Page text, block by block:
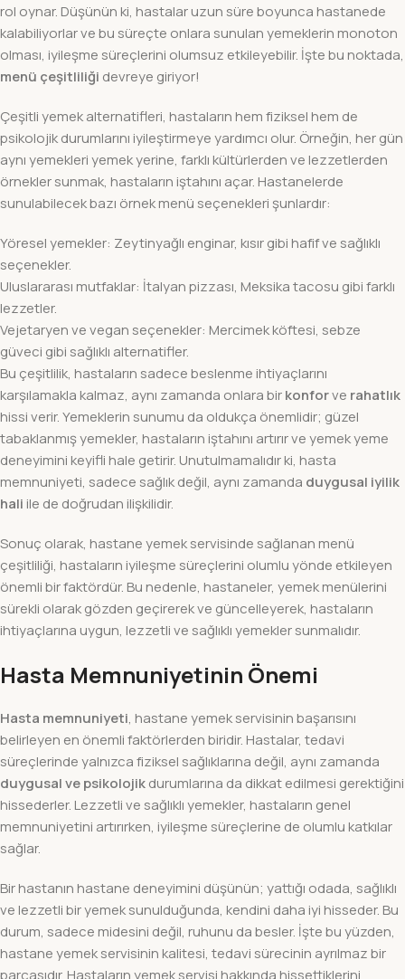
rol oynar. Düşünün ki, hastalar uzun süre boyunca hastanede
kalabiliyorlar ve bu süreçte onlara sunulan yemeklerin monoton
olması, iyileşme süreçlerini olumsuz etkileyebilir. İşte bu noktada,
menü çeşitliliği devreye giriyor!
Çeşitli yemek alternatifleri, hastaların hem fiziksel hem de
psikolojik durumlarını iyileştirmeye yardımcı olur. Örneğin, her gün
aynı yemekleri yemek yerine, farklı kültürlerden ve lezzetlerden
örnekler sunmak, hastaların iştahını açar. Hastanelerde
sunulabilecek bazı örnek menü seçenekleri şunlardır:
Yöresel yemekler: Zeytinyağlı enginar, kısır gibi hafif ve sağlıklı
seçenekler.
Uluslararası mutfaklar: İtalyan pizzası, Meksika tacosu gibi farklı
lezzetler.
Vejetaryen ve vegan seçenekler: Mercimek köftesi, sebze
güveci gibi sağlıklı alternatifler.
Bu çeşitlilik, hastaların sadece beslenme ihtiyaçlarını
karşılamakla kalmaz, aynı zamanda onlara birkonforve rahatlık
hissi verir. Yemeklerin sunumu da oldukça önemlidir; güzel
tabaklanmış yemekler, hastaların iştahını artırır ve yemek yeme
deneyimini keyifli hale getirir. Unutulmamalıdır ki, hasta
memnuniyeti, sadece sağlık değil, aynı zamanda duygusal iyilik
hali ile de doğrudan ilişkilidir.
Sonuç olarak, hastane yemek servisinde sağlanan menü
çeşitliliği, hastaların iyileşme süreçlerini olumlu yönde etkileyen
önemli bir faktördür. Bu nedenle, hastaneler, yemek menülerini
sürekli olarak gözden geçirerek ve güncelleyerek, hastaların
ihtiyaçlarına uygun, lezzetli ve sağlıklı yemekler sunmalıdır.
Hasta Memnuniyetinin Önemi
Hasta memnuniyeti, hastane yemek servisinin başarısını
belirleyen en önemli faktörlerden biridir. Hastalar, tedavi
süreçlerinde yalnızca fiziksel sağlıklarına değil, aynı zamanda
duygusal ve psikolojikdurumlarına da dikkat edilmesi gerektiğini
hissederler. Lezzetli ve sağlıklı yemekler, hastaların genel
memnuniyetini artırırken, iyileşme süreçlerine de olumlu katkılar
sağlar.
Bir hastanın hastane deneyimini düşünün; yattığı odada, sağlıklı
ve lezzetli bir yemek sunulduğunda, kendini daha iyi hisseder. Bu
durum, sadece midesini değil, ruhunu da besler. İşte bu yüzden,
hastane yemek servisinin kalitesi, tedavi sürecinin ayrılmaz bir
parçasıdır. Hastaların yemek servisi hakkında hissettiklerini